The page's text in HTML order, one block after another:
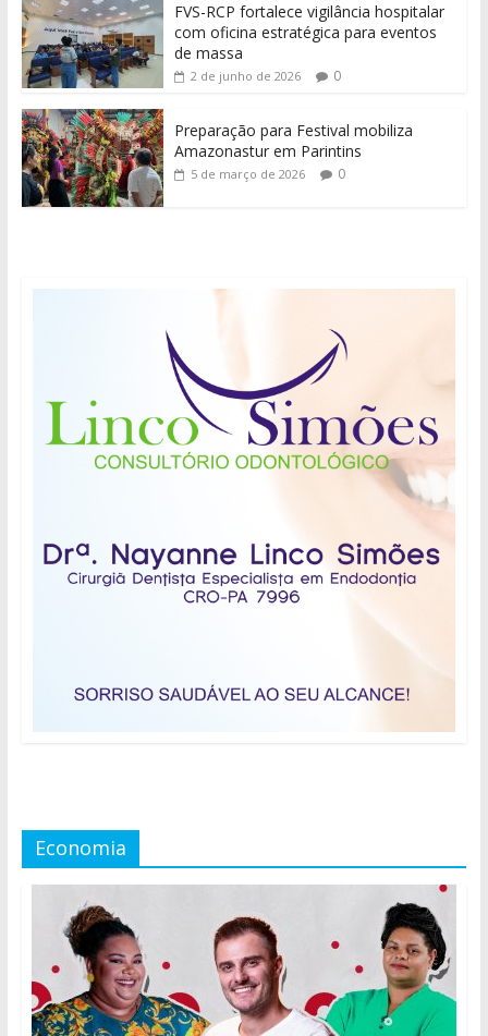
FVS-RCP fortalece vigilância hospitalar
com oficina estratégica para eventos
de massa
2 de junho de 2026 0
Preparação para Festival mobiliza
Amazonastur em Parintins
5 de março de 2026 0
Economia